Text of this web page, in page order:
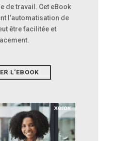
de travail. Cet eBook
l’automatisation de
être facilitée et
L’EBOOK